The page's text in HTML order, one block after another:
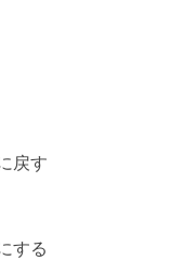
戻す
する